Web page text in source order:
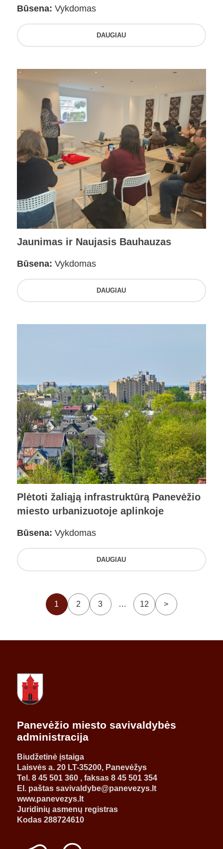
Būsena: Vykdomas
DAUGIAU
Jaunimas ir Naujasis Bauhauzas
Būsena: Vykdomas
DAUGIAU
Plėtoti žaliąją infrastruktūrą Panevėžio
miesto urbanizuotoje aplinkoje
Būsena: Vykdomas
DAUGIAU
1 2 3 … 12 >
Panevėžio miesto savivaldybės
administracija
Biudžetinė įstaiga
Laisvės a. 20 LT-35200, Panevėžys
Tel. 8 45 501 360 , faksas 8 45 501 354
El. paštas savivaldybe@panevezys.lt
www.panevezys.lt
Juridinių asmenų registras
Kodas 288724610